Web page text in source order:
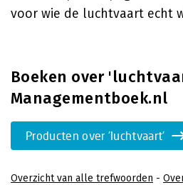
voor wie de luchtvaart echt
Boeken over
Managementboek.nl
Producten over 'luchtvaart'
Overzicht van alle trefwoorden -